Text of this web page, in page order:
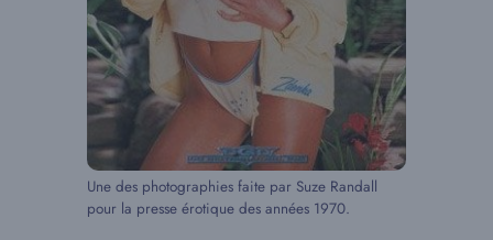
Une des photographies faite par Suze Randall
pour la presse érotique des années 1970.